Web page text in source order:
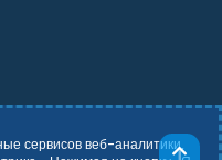
сервисов веб-аналитики,